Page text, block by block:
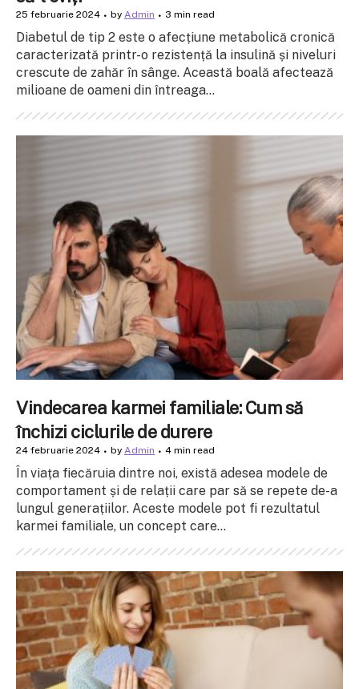
25 februarie 2024 by Admin 3 min read
Diabetul de tip 2 este o afecțiune metabolică cronică
caracterizată printr-o rezistență la insulină și niveluri
crescute de zahăr în sânge. Această boală afectează
milioane de oameni din întreaga...
Vindecarea karmei familiale: Cum să
închizi ciclurile de durere
24 februarie 2024 by Admin 4 min read
În viața fiecăruia dintre noi, există adesea modele de
comportament și de relații care par să se repete de-a
lungul generațiilor. Aceste modele pot fi rezultatul
karmei familiale, un concept care...